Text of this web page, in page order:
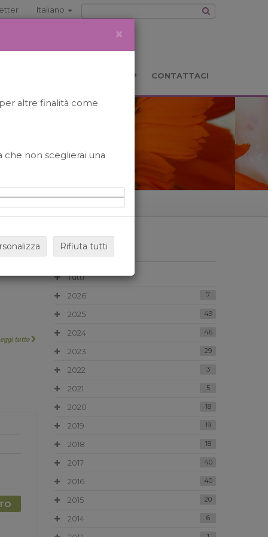
Italiano
BOOKSHOP CONTATTACI
tutto
ARCHIVIO
Tutti
2026
7
2025 49
2024 46
2023 29
2022 3
2021 5
2020 18
2019 19
2018 18
2017 40
2016 40
2015 20
2014 6
×
altre finalità come
non sceglierai una
Rifiuta tutti